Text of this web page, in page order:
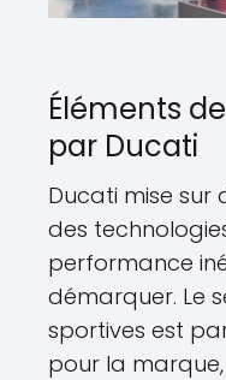
Éléments
par Ducati
Ducati mise sur
des
performance
démarquer. Le
sportives est
pour la